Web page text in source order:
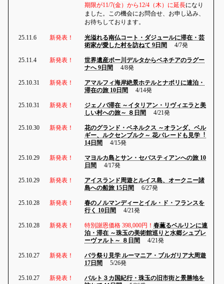
期限が11/7(金）から12/4（木）に延長になり
ました。この機会にお問合せ、お申し込み、
お待ちしております。
25.11.6 新発表！
光溢れる南仏コート・ダジュールに滞在・芸
術家が愛した村を訪ねて 9日間
4/7発
25.11.4 新発表！
世界遺産ポー川デルタからベネチアのラグー
ナへ 9日間
4/8発
25.10.31 新発表！
アマルフィ海岸絶景ホテルとナポリに連泊・
滞在の旅 10日間
4/14発
25.10.31 新発表！
ジェノバ滞在 ～イタリアン・リヴィエラと美
しい村への旅～ ８日間
4/21発
25.10.30 新発表！
花のグランド・ベネルクス ～オランダ、ベル
ギー、ルクセンブルク～ 花パレードも見学︕
14日間
4/15発
25.10.29 新発表！
マヨルカ島とサン・セバスティアンへの旅 10
日間
4/17発
25.10.29 新発表！
アイスランド周遊とルイス島、オークニー諸
島への船旅 15日間
6/27発
25.10.28 新発表！
春のノルマンディーとイル・ド・フランスを
行く 10日間
4/21発
25.10.28 新発表！ 特別謝恩価格 398,000円！春薫るベルリンに連
泊・滞在 ～珠玉の美術館巡りと水郷シュプレ
ーヴァルト～ ８日間
4/21発
25.10.27 新発表！
バラ祭り見学 ルーマニア・ブルガリア大周遊
17日間
5/26発
25.10.27 新発表！
バルト３カ国紀行・珠玉の旧市街と景勝地を